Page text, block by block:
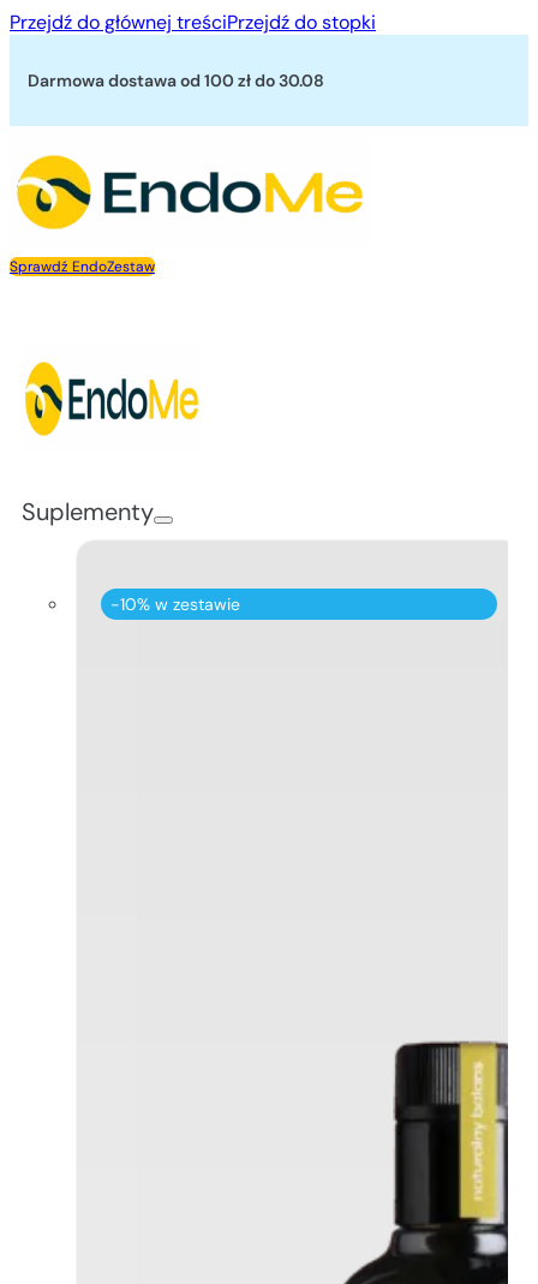
Przejdź do głównej treściPrzejdź do stopki
Darmowa dostawa od 100 złdo 30.08
Sprawdź EndoZestaw
Suplementy
-10% w zestawie